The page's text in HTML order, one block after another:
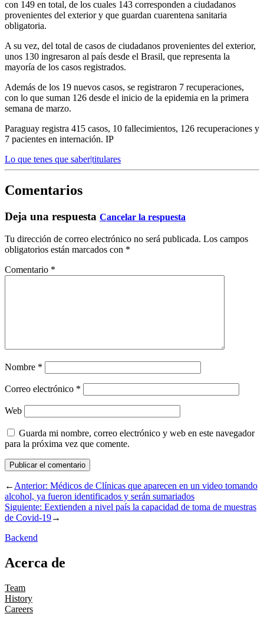
con 149 en total, de los cuales 143 corresponden a ciudadanos
provenientes del exterior y que guardan cuarentena sanitaria
obligatoria.
A su vez, del total de casos de ciudadanos provenientes del exterior,
unos 130 ingresaron al país desde el Brasil, que representa la
mayoría de los casos registrados.
Además de los 19 nuevos casos, se registraron 7 recuperaciones,
con lo que suman 126 desde el inicio de la epidemia en la primera
semana de marzo.
Paraguay registra 415 casos, 10 fallecimientos, 126 recuperaciones y
7 pacientes en internación. IP
Lo que tenes que saber|titulares
Comentarios
Deja una respuesta Cancelar la respuesta
Tu dirección de correo electrónico no será publicada. Los campos
obligatorios están marcados con *
Comentario *
Nombre *
Correo electrónico *
Web
Guarda mi nombre, correo electrónico y web en este navegador
para la próxima vez que comente.
←Anterior: Médicos de Clínicas que aparecen en un video tomando
alcohol, ya fueron identificados y serán sumariados
Siguiente: Eextienden a nivel país la capacidad de toma de muestras
de Covid-19→
Backend
Acerca de
Team
History
Careers